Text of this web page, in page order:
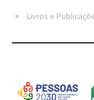
Livros e